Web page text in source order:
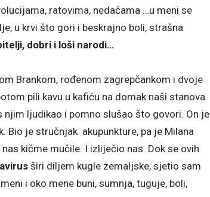
ratovima, nedaćama …u meni se
u krvi što gori i beskrajno boli, strašna
dobri i loši narodi…
Brankom, rođenom zagrepčankom i dvoje
pili kavu u kafiću na domak naši stanova
ljudikao i pomno slušao što govori. On je
Bio je stručnjak akupunkture, pa je Milana
kičme mučile. I izliječio nas. Dok se ovih
širi diljem kugle zemaljske, sjetio sam
i oko mene buni, sumnja, tuguje, boli,